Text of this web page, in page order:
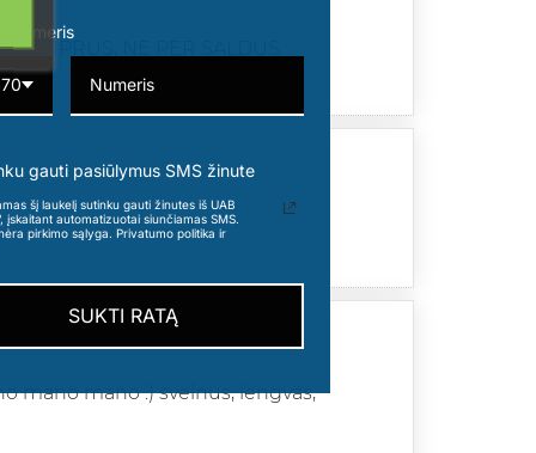
STIPRUS, NE PER SALDUS
mano mano :) svelnus, lengvas,
numeris
gauti pasiūlymus SMS žinute
šį laukelį sutinku gauti žinutes iš UAB
įskaitant automatizuotai siunčiamas SMS.
pirkimo sąlyga. Privatumo politika ir
SUKTI RATĄ